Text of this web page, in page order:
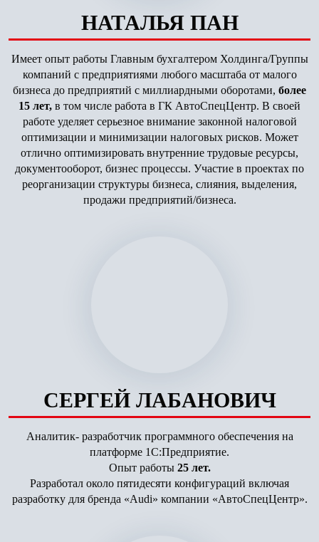
НАТАЛЬЯ ПАН
Имеет опыт работы Главным бухгалтером Холдинга/Группы
компаний с предприятиями любого масштаба от малого
бизнеса до предприятий с миллиардными оборотами, более
15 лет, в том числе работа в ГК АвтоСпецЦентр. В своей
работе уделяет серьезное внимание законной налоговой
оптимизации и минимизации налоговых рисков. Может
отлично оптимизировать внутренние трудовые ресурсы,
документооборот, бизнес процессы. Участие в проектах по
реорганизации структуры бизнеса, слияния, выделения,
продажи предприятий/бизнеса.
СЕРГЕЙ ЛАБАНОВИЧ
Аналитик- разработчик программного обеспечения на
платформе 1С:Предприятие.
Опыт работы 25 лет.
Разработал около пятидесяти конфигураций включая
разработку для бренда «Audi» компании «АвтоСпецЦентр».